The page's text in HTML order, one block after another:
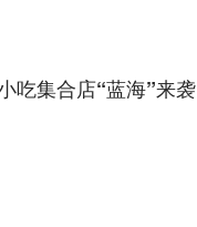
吃集合店“蓝海”来袭